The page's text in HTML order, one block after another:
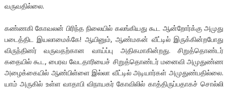
வருவதில்லை.
கண்ணகி கோவலன் பிரிந்த நிலையில் கலங்கியது கூட ஆன்றோர்க்கு அமுது
படைத்திட இயலாமைக்கே! ஆயினும், ஆண்மகன் வீட்டில் இருக்கின்றபோது
விருந்தினர் வருவதற்கான வாய்ப்பு அதிகமாகின்றது. சிறுத்தொண்டர்
கதையில் கூட, பைரவ வேடதாரியைச் சிறுத்தொண்டர் மனைவி அமுதுண்ண
அழைக்கையில் ஆண்பிள்ளை இல்லா வீட்டில் அடியார்கள் அமுதுண்பதில்லை.
யாம் அருகில் உள்ள வாதாபி விநாயகர் கோவிலில் காத்திருப்பதாகச் சொல்லி